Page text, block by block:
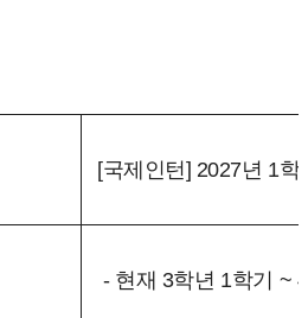
[국제인턴] 2027년 1
- 현재 3학년 1학기 ~